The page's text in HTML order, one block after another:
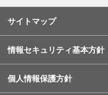
サイトマップ
情報セキュリティ基本方針
個人情報保護方針